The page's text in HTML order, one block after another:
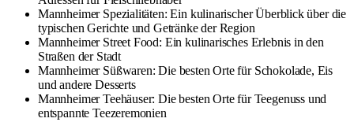
Mannheimer Spezialitäten: Ein kulinarischer Überblick über die
typischen Gerichte und Getränke der Region
Mannheimer Street Food: Ein kulinarisches Erlebnis in den
Straßen der Stadt
Mannheimer Süßwaren: Die besten Orte für Schokolade, Eis
und andere Desserts
Mannheimer Teehäuser: Die besten Orte für Teegenuss und
entspannte Teezeremonien